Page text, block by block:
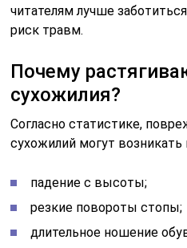
читателям лучше
риск травм.
Почему
сухожилия?
Согласно статистике,
сухожилий могут
падение с высоты;
резкие повороты стопы;
длительное ношение